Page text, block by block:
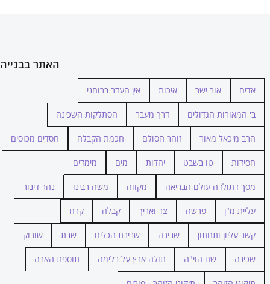
האתר בבנייה
אדים אור ישר איכות אין העדר ברוחני
ב' המאורות הגדולים דרך מעבר הסתלקות השכינה
הרב מיכאל מאור זוהר הסולם חכמת הקבלה חסדים מכוסים
חסידות טו בשבט יהדות מים מימדים
מסך דתולדה עולם הבריאה מקווה משה רבינו נהר דינור
עליית מ"ן פרשה צר ואריך קבלה קרח
קשר עליון ותחתון שבירה שבירת הכלים שבת שורוק
שכינה שם הוי"ה תולה ארץ על בלימה תוספת הארה